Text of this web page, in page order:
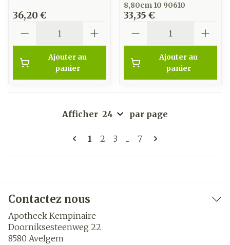
36,20 €
Ajouter au
panier
8,80cm 10 90610
33,35 €
Ajouter au
panier
Pages
Vous lisez actuellement la page
1 Page
2 Page
3 ... Page
7
Afficher par page
Contactez nous
Apotheek Kempinaire
Doorniksesteenweg 22
8580 Avelgem